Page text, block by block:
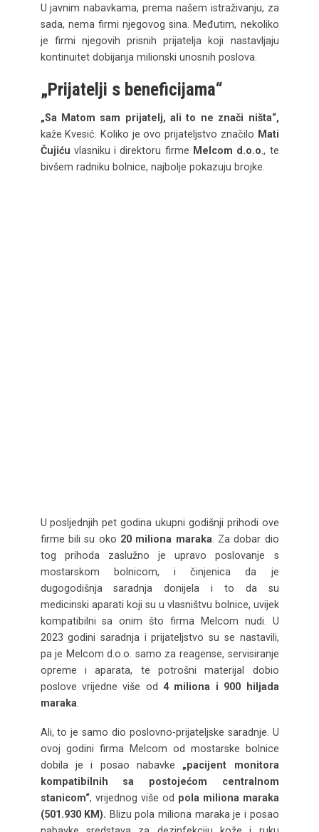
U javnim nabavkama, prema našem istraživanju, za
sada, nema firmi njegovog sina. Međutim, nekoliko
je firmi njegovih prisnih prijatelja koji nastavljaju
kontinuitet dobijanja milionski unosnih poslova.
„Prijatelji s beneficijama“
„Sa Matom sam prijatelj, ali to ne znači ništa“,
kaže Kvesić. Koliko je ovo prijateljstvo značilo Mati
Čujiću vlasniku i direktoru firme Melcom d.o.o ., te
bivšem radniku bolnice, najbolje pokazuju brojke.
U posljednjih pet godina ukupni godišnji prihodi ove
firme bili su oko 20 miliona maraka . Za dobar dio
tog prihoda zaslužno je upravo poslovanje s
mostarskom bolnicom, i činjenica da je
dugogodišnja saradnja donijela i to da su
medicinski aparati koji su u vlasništvu bolnice, uvijek
kompatibilni sa onim što firma Melcom nudi. U
2023 godini saradnja i prijateljstvo su se nastavili,
pa je Melcom d.o.o. samo za reagense, servisiranje
opreme i aparata, te potrošni materijal dobio
poslove vrijedne više od 4 miliona i 900 hiljada
maraka
Ali, to je samo dio poslovno-prijateljske saradnje. U
ovoj godini firma Melcom od mostarske bolnice
dobila je i posao nabavke „pacijent monitora
kompatibilnih sa postojećom centralnom
stanicom“, vrijednog više od pola miliona maraka
(501.930 KM). Blizu pola miliona maraka je i posao